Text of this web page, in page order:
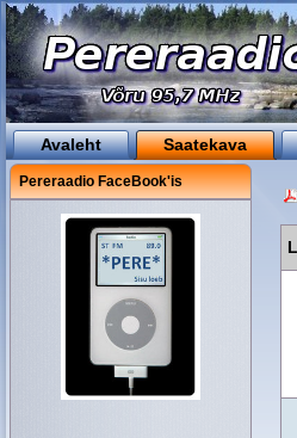
Avaleht Saatekava
Pereraadio FaceBook'is